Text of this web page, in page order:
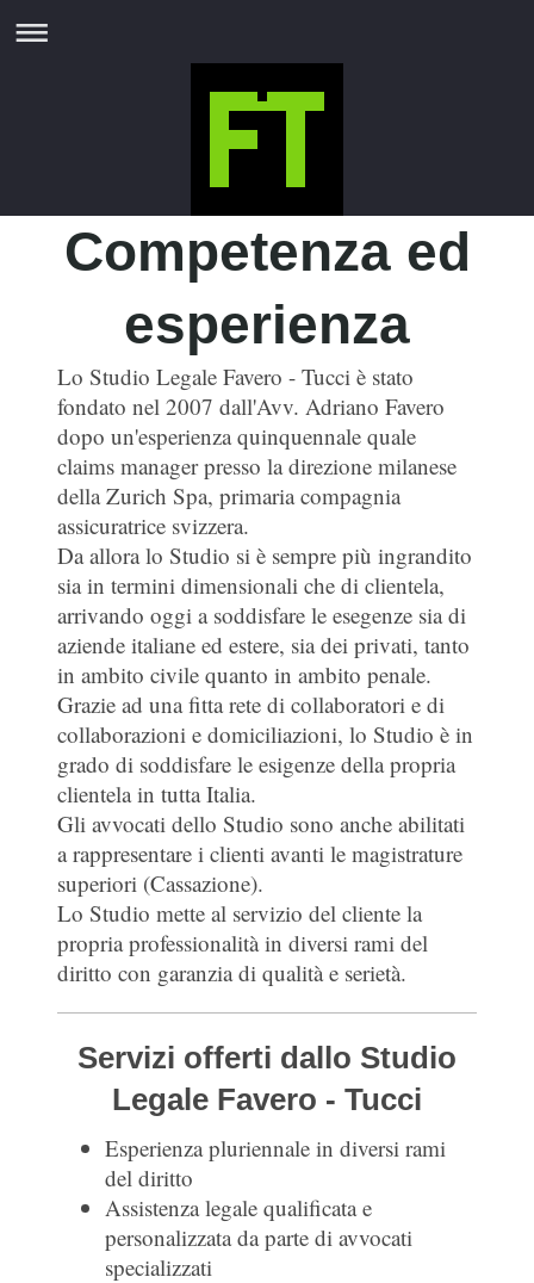
Competenza ed
esperienza
Lo Studio Legale Favero - Tucci è stato
fondato nel 2007 dall'Avv. Adriano Favero
dopo un'esperienza quinquennale quale
claims manager presso la direzione milanese
della Zurich Spa, primaria compagnia
assicuratrice svizzera.
Da allora lo Studio si è sempre più ingrandito
sia in termini dimensionali che di clientela,
arrivando oggi a soddisfare le esegenze sia di
aziende italiane ed estere, sia dei privati, tanto
in ambito civile quanto in ambito penale.
Grazie ad una fitta rete di collaboratori e di
collaborazioni e domiciliazioni, lo Studio è in
grado di soddisfare le esigenze della propria
clientela in tutta Italia.
Gli avvocati dello Studio sono anche abilitati
a rappresentare i clienti avanti le magistrature
superiori (Cassazione).
Lo Studio mette al servizio del cliente la
propria professionalità in diversi rami del
diritto con garanzia di qualità e serietà.
Servizi offerti dallo Studio
Legale Favero - Tucci
Esperienza pluriennale in diversi rami
del diritto
Assistenza legale qualificata e
personalizzata da parte di avvocati
specializzati